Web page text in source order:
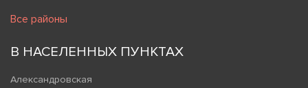
Все районы
В НАСЕЛЕННЫХ ПУНКТАХ
Александровская